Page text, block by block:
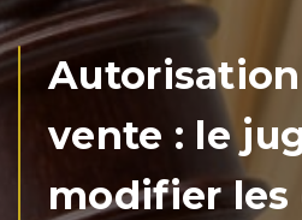
Autorisation
vente : le
modifier les